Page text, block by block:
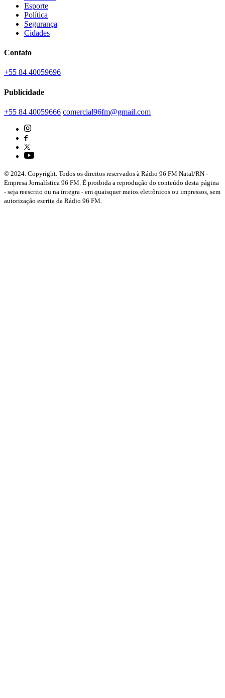
Esporte
Política
Segurança
Cidades
Contato
+55 84 40059696
Publicidade
+55 84 40059666 comercial96fm@gmail.com
© 2024. Copyright. Todos os direitos reservados à Rádio 96 FM Natal/RN -
Empresa Jornalística 96 FM. É proibida a reprodução do conteúdo desta página
- seja reescrito ou na íntegra - em quaisquer meios eletrônicos ou impressos, sem
autorização escrita da Rádio 96 FM.